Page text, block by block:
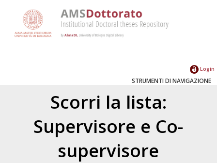
Login
STRUMENTI DI NAVIGAZIONE
Scorri la lista:
Supervisore e Co-
supervisore